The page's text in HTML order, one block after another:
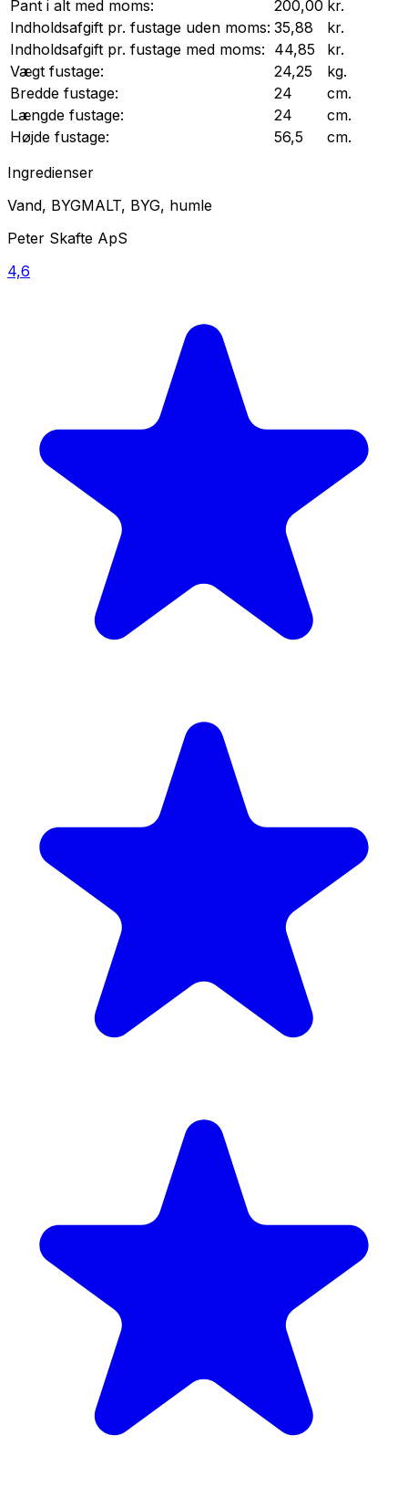
Pant i alt med moms: 200,00 kr.
Indholdsafgift pr. fustage uden moms: 35,88
kr.
Indholdsafgift pr. fustage med moms: 44,85
kr.
Vægt fustage: 24,25
kg.
Bredde fustage: 24
cm.
Længde fustage: 24
cm.
Højde fustage: 56,5
cm.
Ingredienser
Vand, BYGMALT, BYG, humle
Peter Skafte ApS
4,6